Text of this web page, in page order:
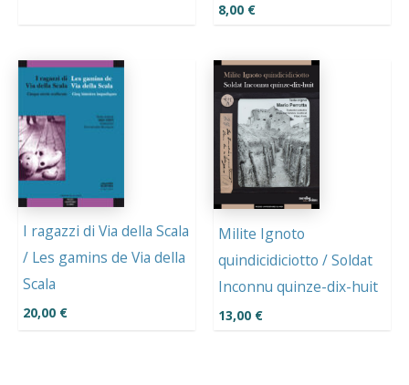
8,00 €
I ragazzi di Via della Scala
/ Les gamins de Via della
Scala
20,00 €
Milite Ignoto
quindicidiciotto / Soldat
Inconnu quinze-dix-huit
13,00 €